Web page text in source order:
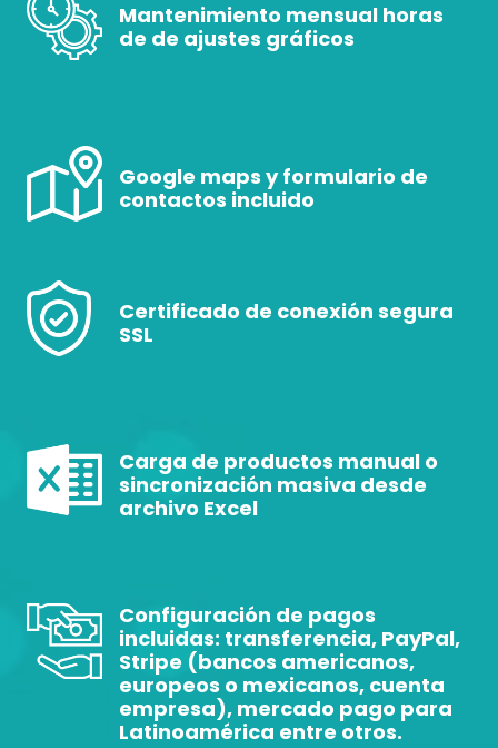
Mantenimiento mensual horas
de de ajustes gráficos
Google maps y formulario de
contactos incluido
Certificado de conexión segura
SSL
Carga de productos manual o
sincronización masiva desde
archivo Excel
Configuración de pagos
incluidas: transferencia, PayPal,
Stripe (bancos americanos,
europeos o mexicanos, cuenta
empresa), mercado pago para
Latinoamérica entre otros.